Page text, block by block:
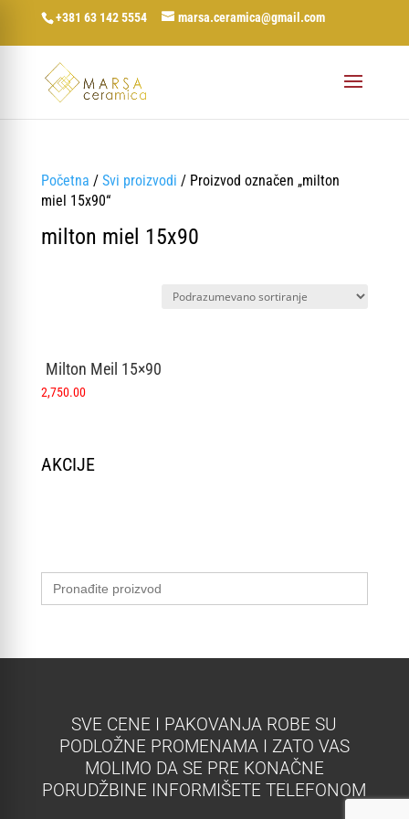
+381 63 142 5554 marsa.ceramica@gmail.com
Početna / Svi proizvodi / Proizvod označen „milton
miel 15x90“
milton miel 15x90
Milton Meil 15×90
2,750.00
AKCIJE
Search
for:
SVE CENE I PAKOVANJA ROBE SU
PODLOŽNE PROMENAMA I ZATO VAS
MOLIMO DA SE PRE KONAČNE
PORUDŽBINE INFORMIŠETE TELEFONOM